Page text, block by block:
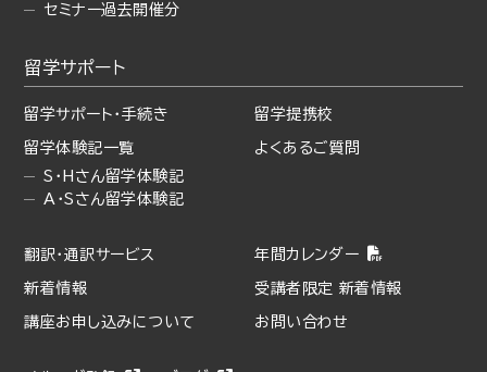
セミナー過去開催分
留学サポート
留学サポート・手続き 留学提携校
留学体験記一覧
S・Hさん留学体験記
A・Sさん留学体験記
よくあるご質問
翻訳・通訳サービス 年間カレンダー
新着情報 受講者限定 新着情報
講座お申し込みについて お問い合わせ